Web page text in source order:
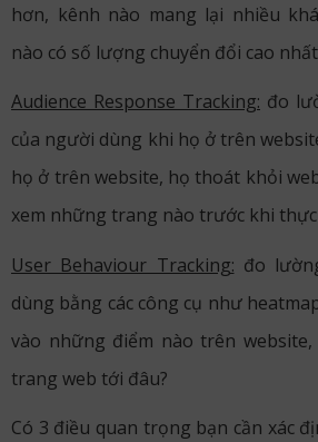
hơn, kênh nào mang lại nhiều
nào có số lượng chuyển đổi cao
Audience Response Tracking: đo
của người dùng khi họ ở trên
họ ở trên website, họ thoát khỏi
xem những trang nào trước khi
User Behaviour Tracking: đo
dùng bằng các công cụ như
vào những điểm nào trên website,
trang web tới đâu?
Có 3 điều quan trọng bạn cần xác